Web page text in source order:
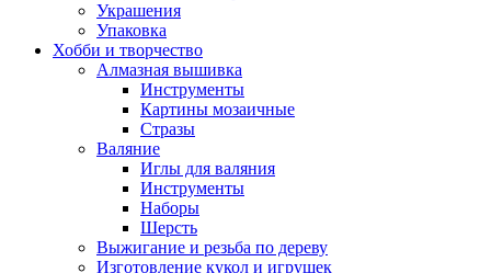
Украшения
Упаковка
Хобби и творчество
Алмазная вышивка
Инструменты
Картины мозаичные
Стразы
Валяние
Иглы для валяния
Инструменты
Наборы
Шерсть
Выжигание и резьба по дереву
Изготовление кукол и игрушек